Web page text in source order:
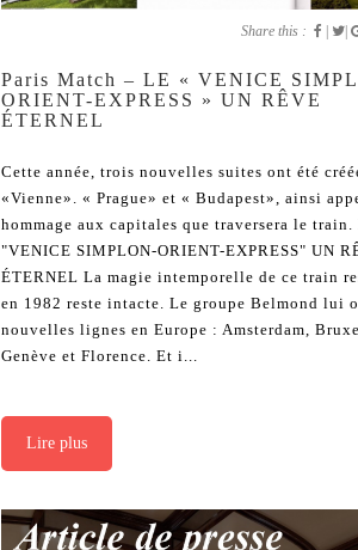
Share this :
Paris Match – LE « VENICE
ORIENT-EXPRESS » UN RÊVE
ÉTERNEL
Cette année, trois nouvelles suites ont été
«Vienne». « Prague» et « Budapest», ainsi
hommage aux capitales que traversera le train.
"VENICE SIMPLON-ORIENT-EXPRESS" UN
ÉTERNEL La magie intemporelle de ce train
en 1982 reste intacte. Le groupe Belmond lui
nouvelles lignes en Europe : Amsterdam,
Genève et Florence. Et i...
Lire plus